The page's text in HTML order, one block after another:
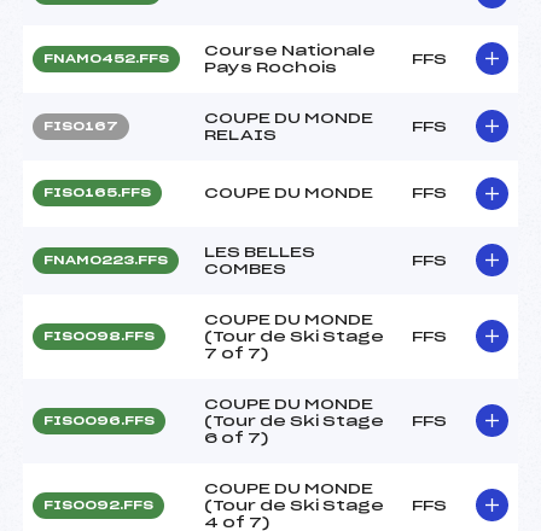
FNAM0452.FFS
Course Nationale
Pays Rochois
FFS
FIS0167
COUPE DU MONDE
RELAIS
FFS
FIS0165.FFS COUPE DU MONDE FFS
FNAM0223.FFS
LES BELLES
COMBES
FFS
FIS0098.FFS
COUPE DU MONDE
(Tour de Ski Stage
7 of 7)
FFS
FIS0096.FFS
COUPE DU MONDE
(Tour de Ski Stage
6 of 7)
FFS
FIS0092.FFS
COUPE DU MONDE
(Tour de Ski Stage
4 of 7)
FFS